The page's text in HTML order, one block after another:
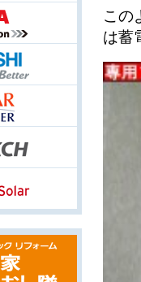
この
は蓄